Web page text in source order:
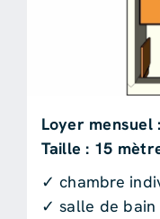
Loyer mensuel
Taille : 15
✓ chambre
✓ salle de bain